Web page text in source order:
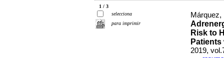
1 / 3
selecciona
para imprimir
Márquez,
Risk to
2019,